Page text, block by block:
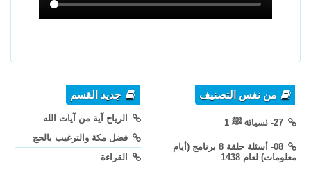
من نفس التصنيف
08- أسئلة حلقة 8 برنامج (أيام
معلومات) لعام 1438
جديد القسم
الرياح آية من آيات الله
فضل مكة والترغيب بالحج
القراءة